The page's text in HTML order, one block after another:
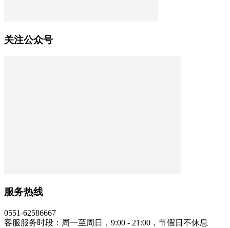
关注公众号
服务热线
0551-62586667
客服服务时段：周一至周日，9:00 - 21:00，节假日不休息